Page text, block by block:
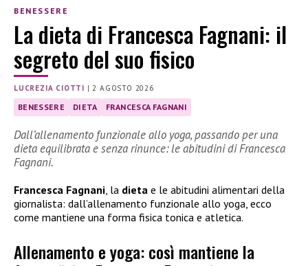
BENESSERE
La dieta di Francesca Fagnani: il
segreto del suo fisico
LUCREZIA CIOTTI |2 AGOSTO 2026
BENESSERE DIETA FRANCESCA FAGNANI
Dall’allenamento funzionale allo yoga, passando per una
dieta equilibrata e senza rinunce: le abitudini di Francesca
Fagnani.
Francesca Fagnani , la dieta e le abitudini alimentari della
giornalista: dall’allenamento funzionale allo yoga, ecco
come mantiene una forma fisica tonica e atletica.
Allenamento e yoga: così mantiene la